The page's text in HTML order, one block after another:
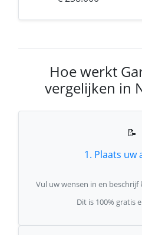
Hoe werkt
vergelijken in
📝
1. Plaats uw
Vul uw wensen in en
Dit is 100% gratis